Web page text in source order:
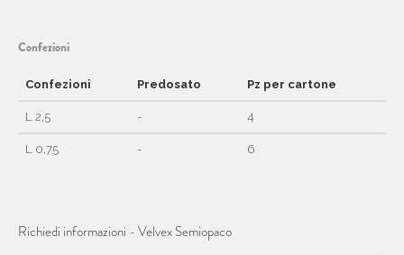
Confezioni
Confezioni Predosato Pz per cartone
L 2,5 - 4
L 0,75 - 6
Richiedi informazioni - Velvex Semiopaco